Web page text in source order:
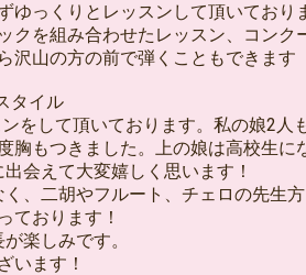
ゆっくりとレッスンして頂いており
クを組み合わせたレッスン、コンク
沢山の方の前で弾くこともできます
タイル
をして頂いております。私の娘2人
胸もつきました。上の娘は高校生に
会えて大変嬉しく思います！
、二胡やフルート、チェロの先生
ております！
楽しみです。
います！